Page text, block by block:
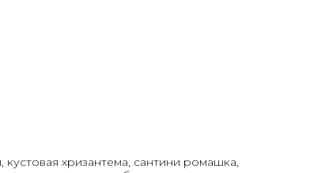
кустовая хризантема, сантини ромашка,